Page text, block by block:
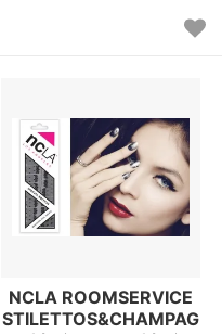
NCLA ROOMSERVICE
STILETTOS&CHAMPAG